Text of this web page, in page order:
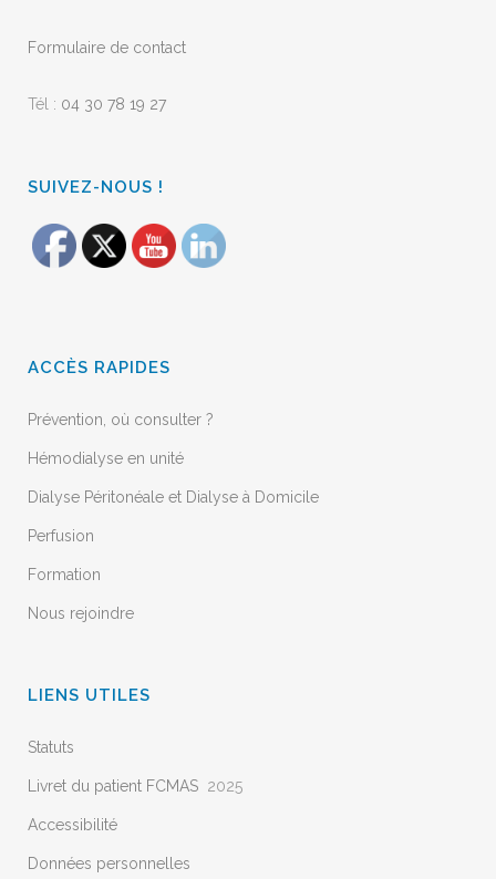
Formulaire de contact
Tél : 04 30 78 19 27
SUIVEZ-NOUS !
ACCÈS RAPIDES
Prévention, où consulter ?
Hémodialyse en unité
Dialyse Péritonéale et Dialyse à Domicile
Perfusion
Formation
Nous rejoindre
LIENS UTILES
Statuts
Livret du patient FCMAS 2025
Accessibilité
Données personnelles